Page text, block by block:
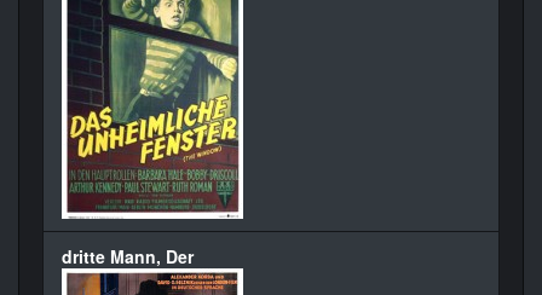
dritte Mann, Der